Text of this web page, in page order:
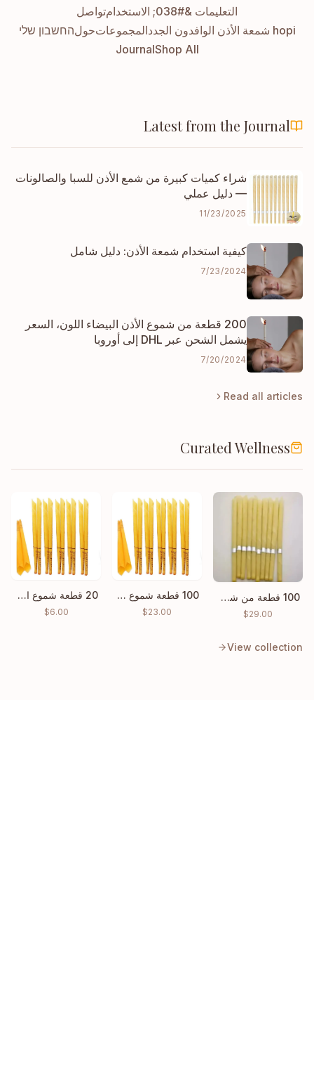
التعليمات &#038; الاستخدام
تواصل
hopi شمعة الأذن الوافدون الجدد
المجموعاتحولהחשבון שלי
Shop All
Journal
Latest from the Journal
شراء كميات كبيرة من شمع الأذن للسبا والصالونات
— دليل عملي
11/23/2025
كيفية استخدام شمعة الأذن: دليل شامل
7/23/2024
200 قطعة من شموع الأذن البيضاء اللون، السعر
يشمل الشحن عبر DHL إلى أوروبا
7/20/2024
Read all articles
Curated Wellness
100 قطعة من شمع تنظيف الأذن Ear Candle بسعر الجملة
$29.00
100 قطعة شموع الأذن هوبي تنظيف شمع الأذن الهندي المخروطي
$23.00
20 قطعة شموع الأذن هوبي شمع الأذن الهندي المخروطي العطري للتنظيف
$6.00
View collection